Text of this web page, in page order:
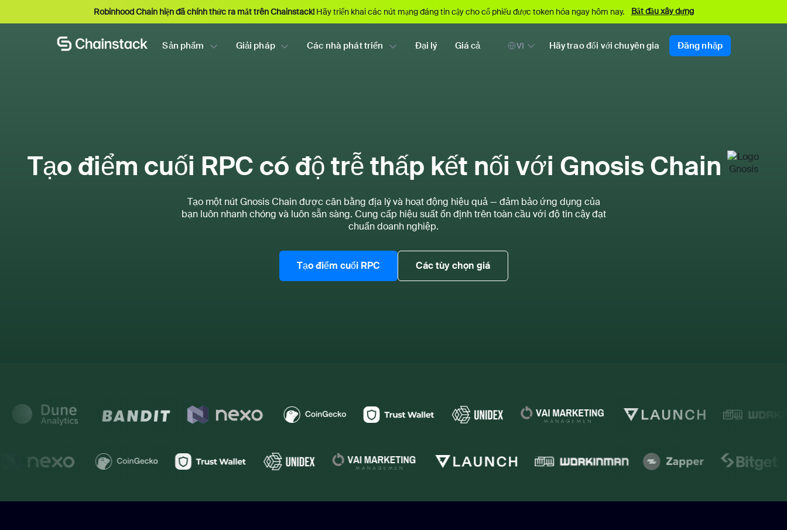
Robinhood Chain hiện đã chính thức ra mắt trên Chainstack!Hãy triển khai các nút mạng đáng tin cậy cho cổ phiếu được token hóa ngay hôm nay. Bắt đầu xây dựng
Sản phẩm Giải pháp Các nhà phát triển Đại lý Giá cả VI Hãy trao đổi với chuyên gia Đăng nhập
Tạo điểm cuối RPC có độ trễ thấp kết nối với Gnosis Chain
Tạo một nút Gnosis Chain được cân bằng địa lý và hoạt động hiệu quả — đảm bảo ứng dụng của
bạn luôn nhanh chóng và luôn sẵn sàng. Cung cấp hiệu suất ổn định trên toàn cầu với độ tin cậy đạt
chuẩn doanh nghiệp.
Tạo điểm cuối RPC Các tùy chọn giá